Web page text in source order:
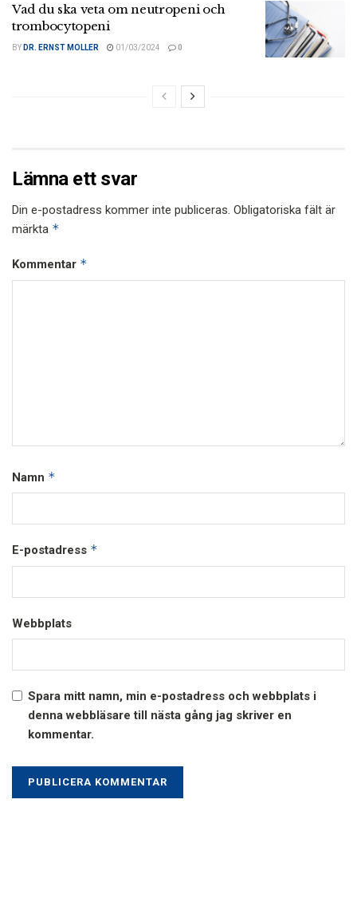
Vad du ska veta om neutropeni och
trombocytopeni
BY DR. ERNST MOLLER 01/03/2024 0
Lämna ett svar
Din e-postadress kommer inte publiceras. Obligatoriska fält är
märkta *
Kommentar *
Namn *
E-postadress *
Webbplats
Spara mitt namn, min e-postadress och webbplats i
denna webbläsare till nästa gång jag skriver en
kommentar.